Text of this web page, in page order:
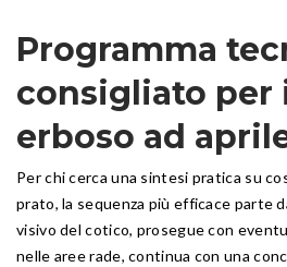
Programma
consigliato per
erboso ad
Per chi cerca una sintesi pratica su
prato, la sequenza più efficace parte
visivo del cotico, prosegue con
nelle aree rade, continua con una